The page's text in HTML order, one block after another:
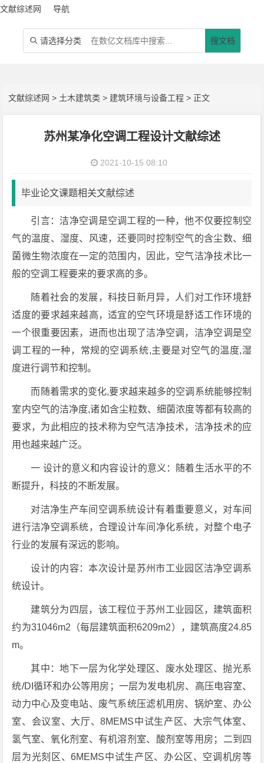
文献综述网 导航
 请选择分类 搜文档
文献综述网 > 土木建筑类 > 建筑环境与设备工程 > 正文
苏州某净化空调工程设计文献综述
2021-10-15 08:10
毕业论文课题相关文献综述
引言：洁净空调是空调工程的一种，他不仅要控制空
气的温度、湿度、风速，还要同时控制空气的含尘数、细
菌微生物浓度在一定的范围内，因此，空气洁净技术比一
般的空调工程要来的要求高的多。
随着社会的发展，科技日新月异，人们对工作环境舒
适度的要求越来越高，适宜的空气环境是舒适工作环境的
一个很重要因素，进而也出现了洁净空调，洁净空调是空
调工程的一种，常规的空调系统,主要是对空气的温度,湿
度进行调节和控制。
而随着需求的变化,要求越来越多的空调系统能够控制
室内空气的洁净度,诸如含尘粒数、细菌浓度等都有较高的
要求，为此相应的技术称为空气洁净技术，洁净技术的应
用也越来越广泛。
一 设计的意义和内容设计的意义：随着生活水平的不
断提升，科技的不断发展。
对洁净生产车间空调系统设计有着重要意义，对车间
进行洁净空调系统，合理设计车间净化系统，对整个电子
行业的发展有深远的影响。
设计的内容：本次设计是苏州市工业园区洁净空调系
统设计。
建筑分为四层，该工程位于苏州工业园区，建筑面积
约为31046m2（每层建筑面积6209m2），建筑高度24.85
m。
其中：地下一层为化学处理区、废水处理区、抛光系
统/DI循环和办公等用房；一层为发电机房、高压电容室、
动力中心及变电站、废气系统压滤机用房、锅炉室、办公
室、会议室、大厅、8MEMS中试生产区、大宗气体室、
氢气室、氧化剂室、有机溶剂室、酸剂室等用房；二到四
层为光刻区、6MEMS中试生产区、办公区、空调机房等